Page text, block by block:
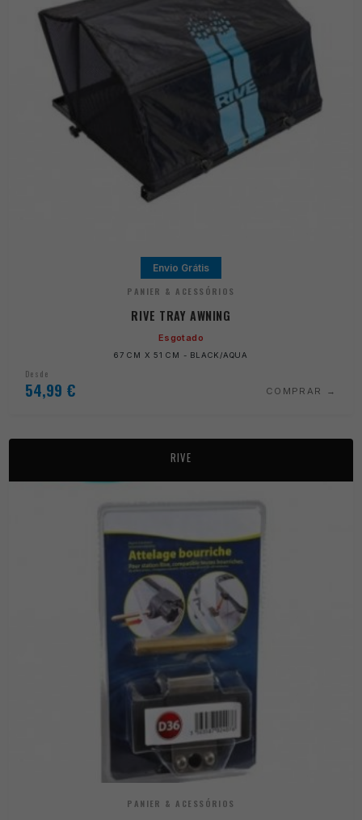
Envio Grátis
PANIER & ACESSÓRIOS
RIVE TRAY AWNING
Esgotado
67 CM X 51 CM - BLACK/AQUA
Desde
54,99 € COMPRAR
RIVE
PANIER & ACESSÓRIOS